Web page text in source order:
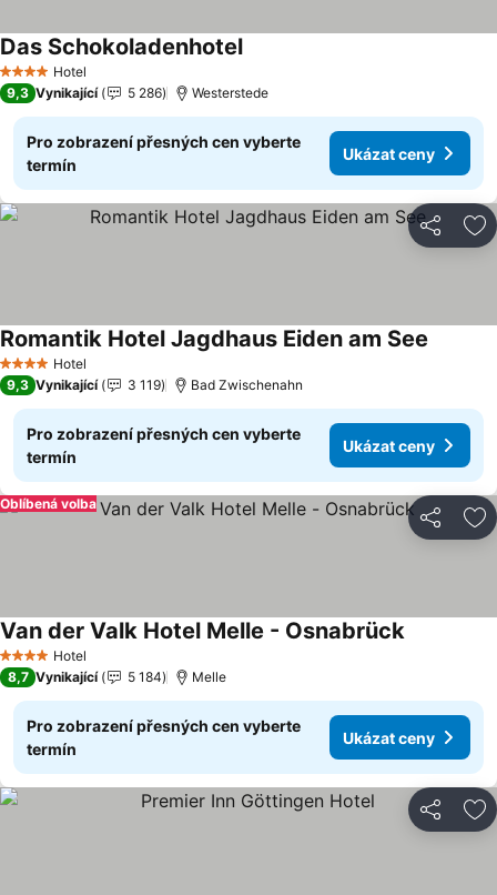
4 Počet hvězdiček
Hotel
Das Schokoladenhotel
9,3 Vynikající 5 286 Westerstede
Pro zobrazení přesných cen vyberte
termín
Ukázat ceny
Sdílet
4 Počet hvězdiček
Hotel
Romantik Hotel Jagdhaus Eiden am See
9,3 Vynikající 3 119 Bad Zwischenahn
Pro zobrazení přesných cen vyberte
termín
Ukázat ceny
Sdílet
Oblíbená volba
4 Počet hvězdiček
Hotel
Van der Valk Hotel Melle - Osnabrück
8,7 Vynikající 5 184 Melle
Pro zobrazení přesných cen vyberte
termín
Ukázat ceny
Sdílet